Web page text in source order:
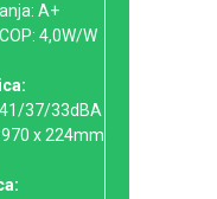
A+
4,0W/W
37/33dBA
970 x 224mm